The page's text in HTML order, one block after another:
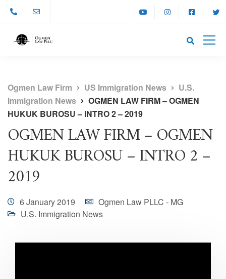
Ogmen Law Firm US Immigration News
U.S.
Immigration News
OGMEN LAW FIRM – OGMEN
HUKUK BUROSU – INTRO 2 – 2019
OGMEN LAW FIRM – OGMEN
HUKUK BUROSU – INTRO 2 –
2019
6 January 2019
Ogmen Law PLLC - MG
U.S. Immigration News